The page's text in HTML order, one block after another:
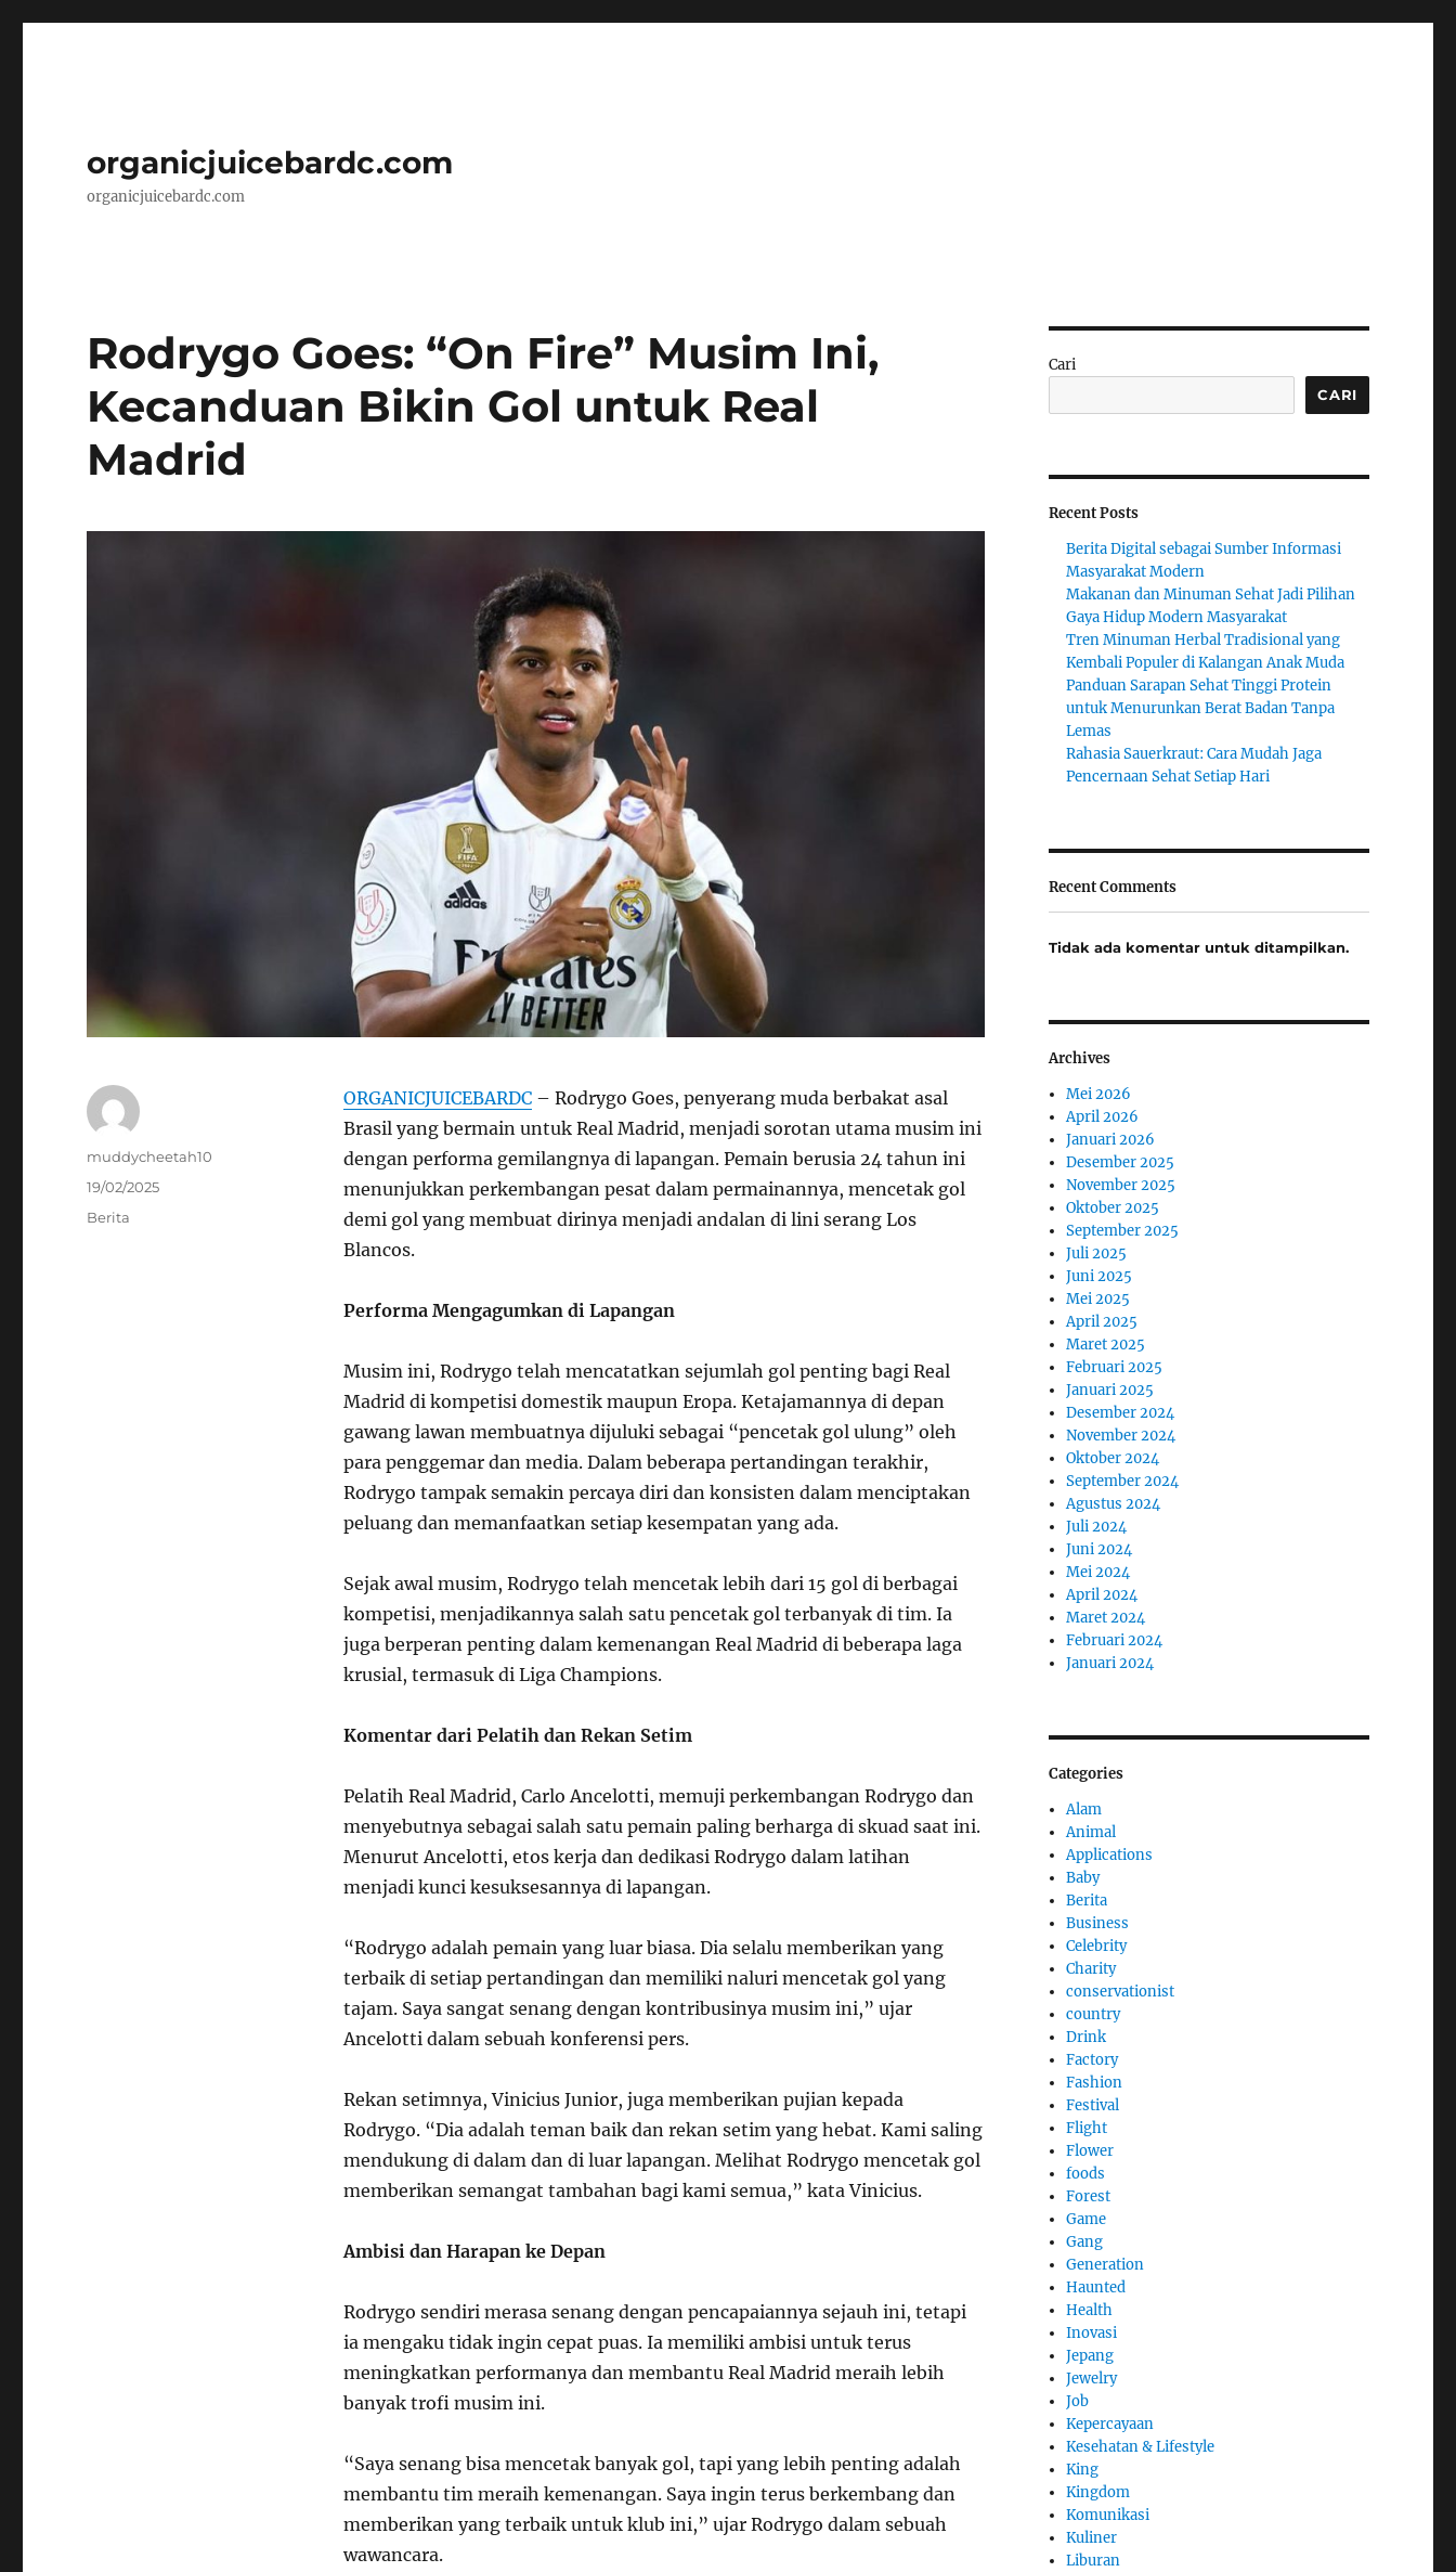
organicjuicebardc.com
organicjuicebardc.com
Rodrygo Goes: “On Fire” Musim Ini,
Kecanduan Bikin Gol untuk Real
Madrid
ORGANICJUICEBARDC– Rodrygo Goes, penyerang muda berbakat asal
Brasil yang bermain untuk Real Madrid, menjadi sorotan utama musim ini
dengan performa gemilangnya di lapangan. Pemain berusia 24 tahun ini
menunjukkan perkembangan pesat dalam permainannya, mencetak gol
demi gol yang membuat dirinya menjadi andalan di lini serang Los
Blancos.
Performa Mengagumkan di Lapangan
Musim ini, Rodrygo telah mencatatkan sejumlah gol penting bagi Real
Madrid di kompetisi domestik maupun Eropa. Ketajamannya di depan
gawang lawan membuatnya dijuluki sebagai “pencetak gol ulung” oleh
para penggemar dan media. Dalam beberapa pertandingan terakhir,
Rodrygo tampak semakin percaya diri dan konsisten dalam menciptakan
peluang dan memanfaatkan setiap kesempatan yang ada.
Sejak awal musim, Rodrygo telah mencetak lebih dari 15 gol di berbagai
kompetisi, menjadikannya salah satu pencetak gol terbanyak di tim. Ia
juga berperan penting dalam kemenangan Real Madrid di beberapa laga
krusial, termasuk di Liga Champions.
Komentar dari Pelatih dan Rekan Setim
Pelatih Real Madrid, Carlo Ancelotti, memuji perkembangan Rodrygo dan
menyebutnya sebagai salah satu pemain paling berharga di skuad saat ini.
Menurut Ancelotti, etos kerja dan dedikasi Rodrygo dalam latihan
menjadi kunci kesuksesannya di lapangan.
“Rodrygo adalah pemain yang luar biasa. Dia selalu memberikan yang
terbaik di setiap pertandingan dan memiliki naluri mencetak gol yang
tajam. Saya sangat senang dengan kontribusinya musim ini,” ujar
Ancelotti dalam sebuah konferensi pers.
Rekan setimnya, Vinicius Junior, juga memberikan pujian kepada
Rodrygo. “Dia adalah teman baik dan rekan setim yang hebat. Kami saling
mendukung di dalam dan di luar lapangan. Melihat Rodrygo mencetak gol
memberikan semangat tambahan bagi kami semua,” kata Vinicius.
Ambisi dan Harapan ke Depan
Rodrygo sendiri merasa senang dengan pencapaiannya sejauh ini, tetapi
ia mengaku tidak ingin cepat puas. Ia memiliki ambisi untuk terus
meningkatkan performanya dan membantu Real Madrid meraih lebih
banyak trofi musim ini.
“Saya senang bisa mencetak banyak gol, tapi yang lebih penting adalah
membantu tim meraih kemenangan. Saya ingin terus berkembang dan
memberikan yang terbaik untuk klub ini,” ujar Rodrygo dalam sebuah
wawancara.
Author
muddycheetah10
Posted
19/02/2025
Categories
Berita
Cari
CARI
Recent Posts
Berita Digital sebagai Sumber Informasi
Masyarakat Modern
Makanan dan Minuman Sehat Jadi Pilihan
Gaya Hidup Modern Masyarakat
Tren Minuman Herbal Tradisional yang
Kembali Populer di Kalangan Anak Muda
Panduan Sarapan Sehat Tinggi Protein
untuk Menurunkan Berat Badan Tanpa
Lemas
Rahasia Sauerkraut: Cara Mudah Jaga
Pencernaan Sehat Setiap Hari
Recent Comments
Tidak ada komentar untuk ditampilkan.
Archives
Mei 2026
April 2026
Januari 2026
Desember 2025
November 2025
Oktober 2025
September 2025
Juli 2025
Juni 2025
Mei 2025
April 2025
Maret 2025
Februari 2025
Januari 2025
Desember 2024
November 2024
Oktober 2024
September 2024
Agustus 2024
Juli 2024
Juni 2024
Mei 2024
April 2024
Maret 2024
Februari 2024
Januari 2024
Categories
Alam
Animal
Applications
Baby
Berita
Business
Celebrity
Charity
conservationist
country
Drink
Factory
Fashion
Festival
Flight
Flower
foods
Forest
Game
Gang
Generation
Haunted
Health
Inovasi
Jepang
Jewelry
Job
Kepercayaan
Kesehatan & Lifestyle
King
Kingdom
Komunikasi
Kuliner
Liburan